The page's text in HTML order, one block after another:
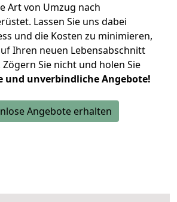
Art von Umzug nach
Lassen Sie uns dabei
und die Kosten zu minimieren,
Ihren neuen Lebensabschnitt
Zögern Sie nicht und holen Sie
und unverbindliche Angebote!
Angebote erhalten